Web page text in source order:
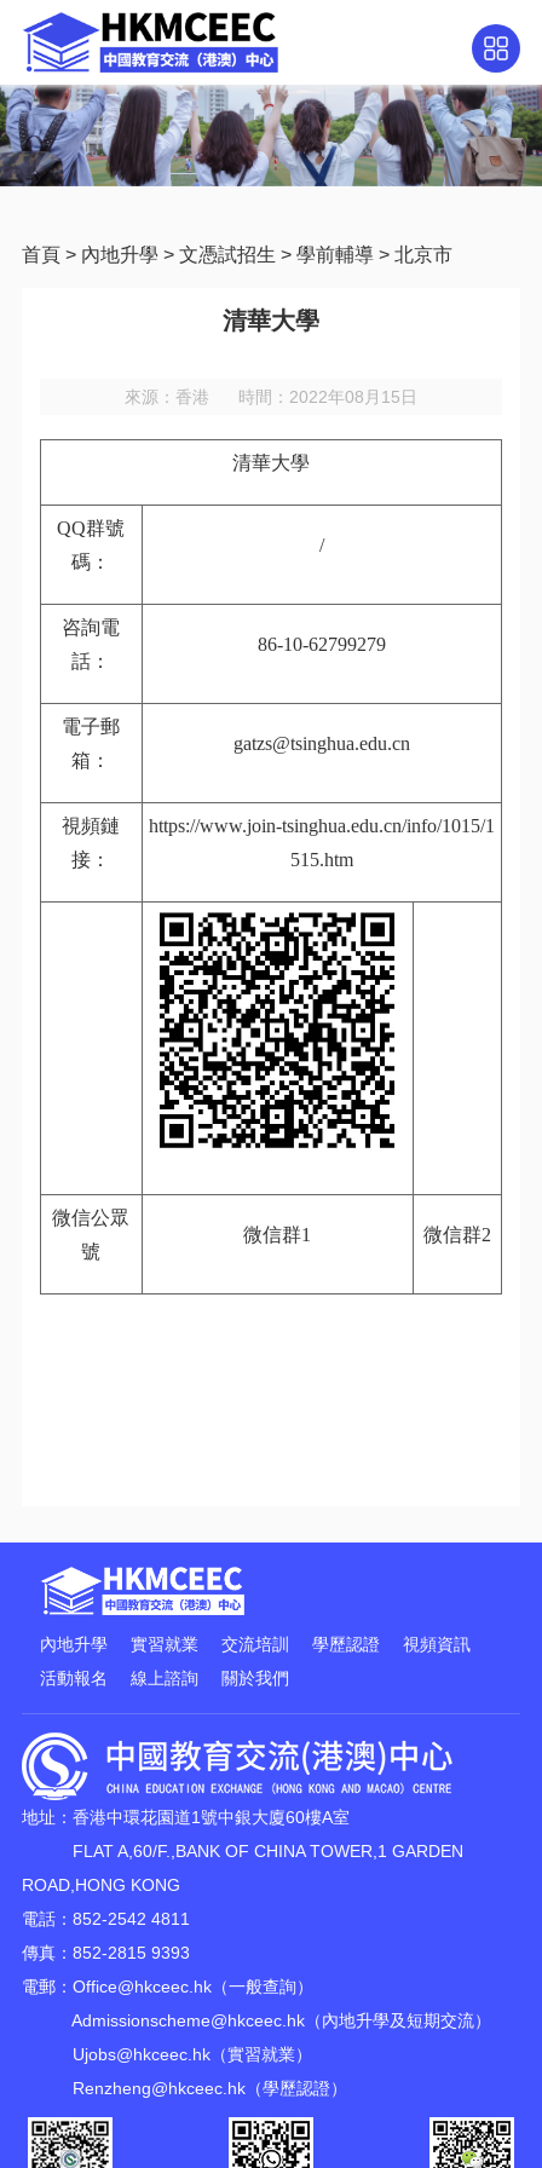
首頁> 內地升學 > 文憑試招生 > 學前輔導> 北京市
清華大學
來源：香港 時間：2022年08月15日
清華大學
QQ群號
碼：
/
咨詢電
話：
86-10-62799279
電子郵
箱：
gatzs@tsinghua.edu.cn
視頻鏈
接：
https://www.join-tsinghua.edu.cn/info/1015/1
515.htm
微信公眾
號
微信群1 微信群2
內地升學 實習就業 交流培訓 學歷認證
視頻資訊
活動報名
線上諮詢 關於我們
地址：香港中環花園道1號中銀大廈60樓A室
FLAT A,60/F.,BANK OF CHINA TOWER,1 GARDEN
ROAD,HONG KONG
電話：852-2542 4811
傳真：852-2815 9393
電郵： Office@hkceec.hk（一般查詢）
Admissionscheme@hkceec.hk（內地升學及短期交流）
Ujobs@hkceec.hk（實習就業）
Renzheng@hkceec.hk（學歷認證）